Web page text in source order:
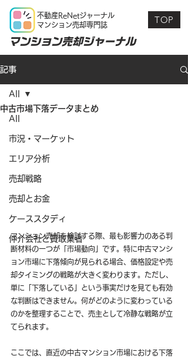
不動産ReNetジャーナル
マンション売却専門誌
マンション売却ジャーナル
TOP
記事
All
市況・マーケット
エリア分析
売却戦略
売却とお金
ケーススタディ
仲介会社と買取業者
All
中古市場下落データまとめ
マンション売却を検討する際、最も影響力のある判
断材料の一つが「市場動向」です。特に中古マンシ
ョン市場に下落傾向が見られる場合、価格設定や売
却タイミングの戦略が大きく変わります。ただし、
単に「下落している」という事実だけを見ても有効
な判断はできません。何がどのように変わっている
のかを整理することで、売主として冷静な戦略が立
てられます。
ここでは、直近の中古マンション市場における下落